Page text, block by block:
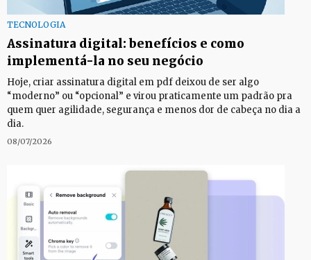
TECNOLOGIA
Assinatura digital: benefícios e como
implementá-la no seu negócio
Hoje, criar assinatura digital em pdf deixou de ser algo
“moderno” ou “opcional” e virou praticamente um padrão pra
quem quer agilidade, segurança e menos dor de cabeça no dia a
dia.
08/07/2026